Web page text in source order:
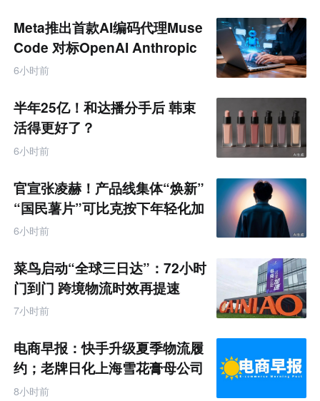
Meta推出首款AI编码代理Muse
Code 对标OpenAI Anthropic
6小时前
半年25亿！和达播分手后 韩束
活得更好了？
6小时前
官宣张凌赫！产品线集体“焕新”
“国民薯片”可比克按下年轻化加
速键
6小时前
菜鸟启动“全球三日达”：72小时
门到门 跨境物流时效再提速
7小时前
电商早报：快手升级夏季物流履
约；老牌日化上海雪花膏母公司
破产
8小时前